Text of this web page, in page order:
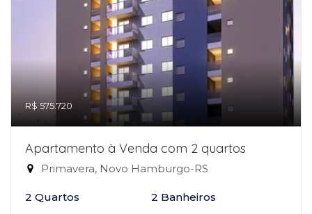
R$ 575.720
Apartamento à Venda com 2 quartos
Primavera, Novo Hamburgo-RS
2 Quartos 2 Banheiros